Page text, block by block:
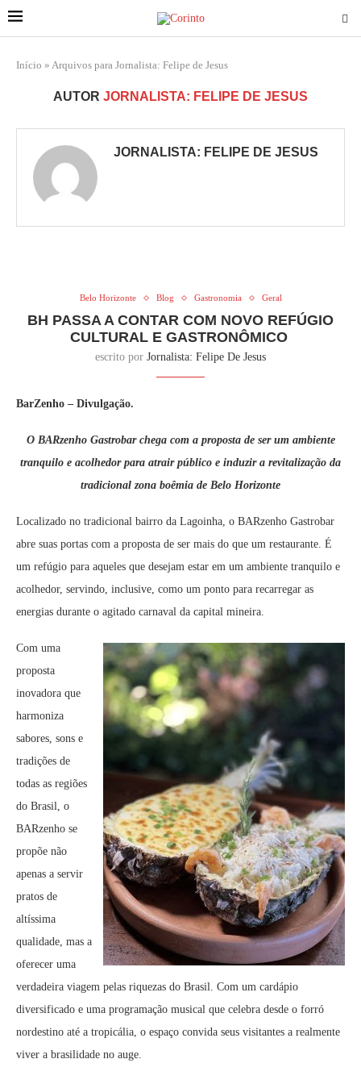
Início » Arquivos para Jornalista: Felipe de Jesus
AUTOR JORNALISTA: FELIPE DE JESUS
JORNALISTA: FELIPE DE JESUS
Belo Horizonte Blog Gastronomia Geral
BH PASSA A CONTAR COM NOVO REFÚGIO
CULTURAL E GASTRONÔMICO
escrito por Jornalista: Felipe De Jesus
BarZenho – Divulgação.
O BARzenho Gastrobar chega com a proposta de ser um ambiente
tranquilo e acolhedor para atrair público e induzir a revitalização da
tradicional zona boêmia de Belo Horizonte
Localizado no tradicional bairro da Lagoinha, o BARzenho Gastrobar
abre suas portas com a proposta de ser mais do que um restaurante. É
um refúgio para aqueles que desejam estar em um ambiente tranquilo e
acolhedor, servindo, inclusive, como um ponto para recarregar as
energias durante o agitado carnaval da capital mineira.
Com uma
proposta
inovadora que
harmoniza
sabores, sons e
tradições de
todas as regiões
do Brasil, o
BARzenho se
propõe não
apenas a servir
pratos de
altíssima
qualidade, mas a
oferecer uma
verdadeira viagem pelas riquezas do Brasil. Com um cardápio
diversificado e uma programação musical que celebra desde o forró
nordestino até a tropicália, o espaço convida seus visitantes a realmente
viver a brasilidade no auge.